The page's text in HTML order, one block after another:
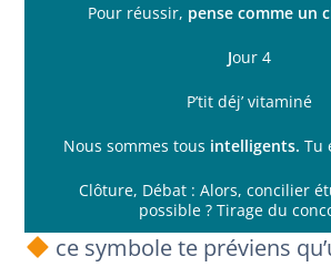
Pour réussir, pense comme un
Jour 4
P’tit déj’ vitaminé
Nous sommes tous intelligents. Tu
Clôture, Débat : Alors, concilier
possible ? Tirage du
ce symbole te préviens